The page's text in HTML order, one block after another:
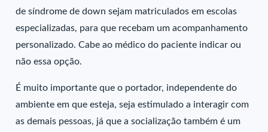
de síndrome de down sejam matriculados em escolas
especializadas, para que recebam um acompanhamento
personalizado. Cabe ao médico do paciente indicar ou
não essa opção.
É muito importante que o portador, independente do
ambiente em que esteja, seja estimulado a interagir com
as demais pessoas, já que a socialização também é um